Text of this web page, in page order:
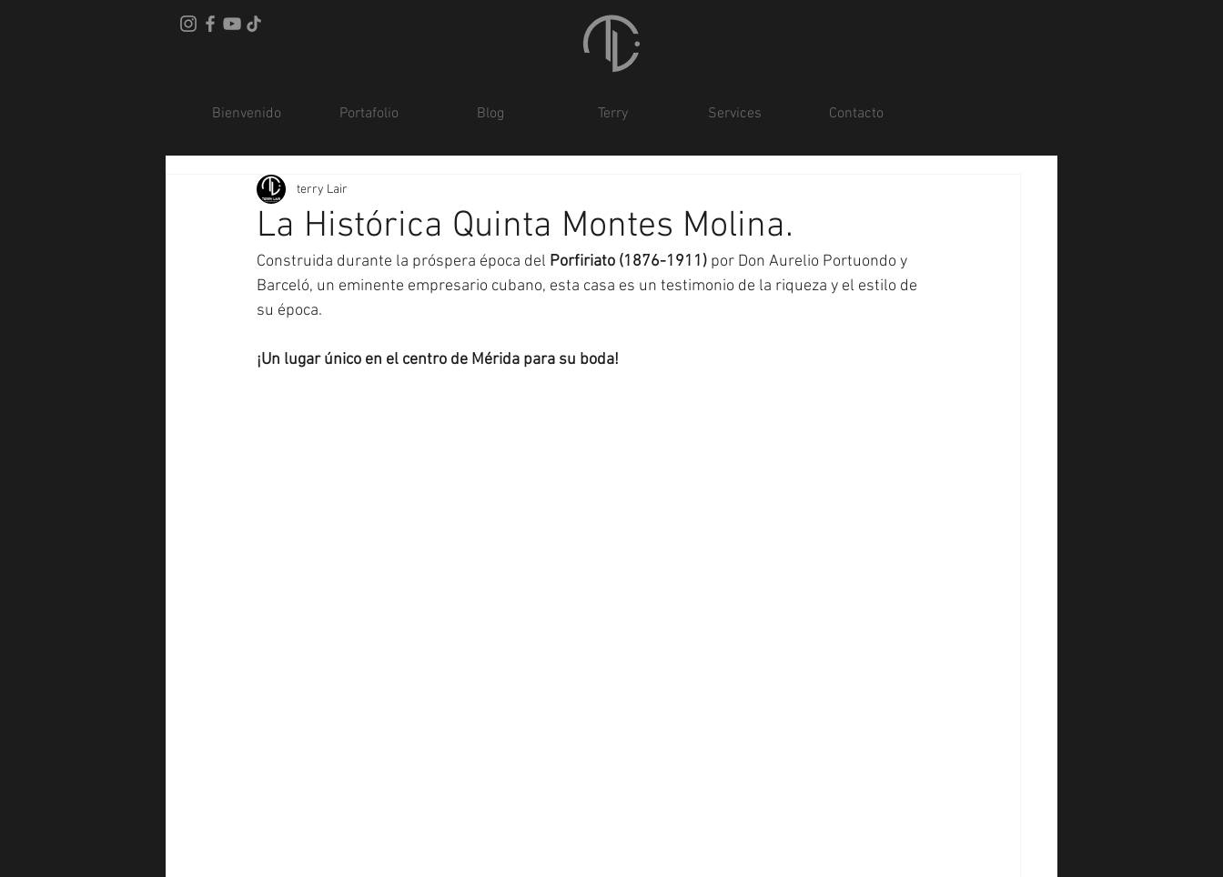
Bienvenido Portafolio Blog Terry Services Contacto
La Histórica Quinta Montes Molina.
terry Lair
Construida durante la próspera época del Porfiriato (1876-1911) por Don Aurelio Portuondo y
Barceló, un eminente empresario cubano, esta casa es un testimonio de la riqueza y el estilo de
su época.
¡Un lugar único en el centro de Mérida para su boda!